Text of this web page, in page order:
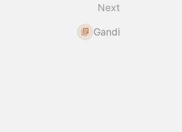
Next
Gandi